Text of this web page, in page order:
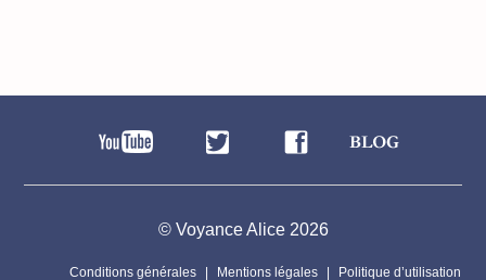
© Voyance Alice 2026
Conditions générales Mentions légales
Politique d’utilisation